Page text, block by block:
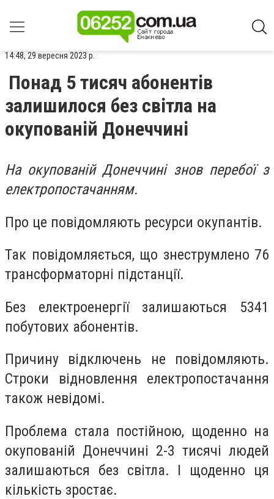
14:48, 29 вересня 2023 р.
Понад 5 тисяч абонентів
залишилося без світла на
окупованій Донеччині
На окупованій Донеччині знов перебої з
електропостачанням.
Про це повідомляють ресурси окупантів.
Так повідомляється, що знеструмлено 76
трансформаторні підстанції.
Без електроенергії залишаються 5341
побутових абонентів.
Причину відключень не повідомляють.
Строки відновлення електропостачання
також невідомі.
Проблема стала постійною, щоденно на
окупованій Донеччині 2-3 тисячі людей
залишаються без світла. І щоденно ця
кількість зростає.